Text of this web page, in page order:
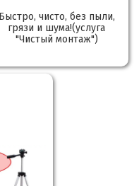
Быстро, чисто, без пыли,
грязи и шума!(услуга
"Чистый монтаж")